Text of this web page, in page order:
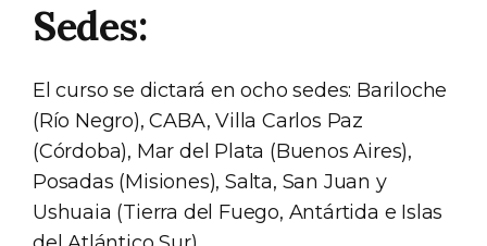
Sedes:
El curso se dictará en ocho sedes: Bariloche
(Río Negro), CABA, Villa Carlos Paz
(Córdoba), Mar del Plata (Buenos Aires),
Posadas (Misiones), Salta, San Juan y
Ushuaia (Tierra del Fuego, Antártida e Islas